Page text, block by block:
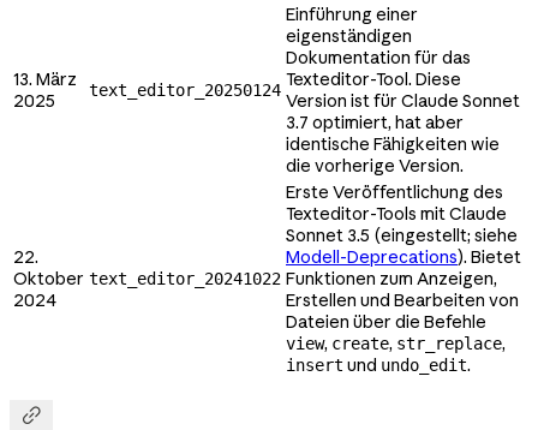
13. März
2025
text_editor_20250124
Einführung einer
eigenständigen
Dokumentation für das
Texteditor-Tool. Diese
Version ist für Claude Sonnet
3.7 optimiert, hat aber
identische Fähigkeiten wie
die vorherige Version.
22.
Oktober
2024
text_editor_20241022
Erste Veröffentlichung des
Texteditor-Tools mit Claude
Sonnet 3.5 (eingestellt; siehe
Modell-Deprecations). Bietet
Funktionen zum Anzeigen,
Erstellen und Bearbeiten von
Dateien über die Befehle
view, create, str_replace,
insert und undo_edit.
